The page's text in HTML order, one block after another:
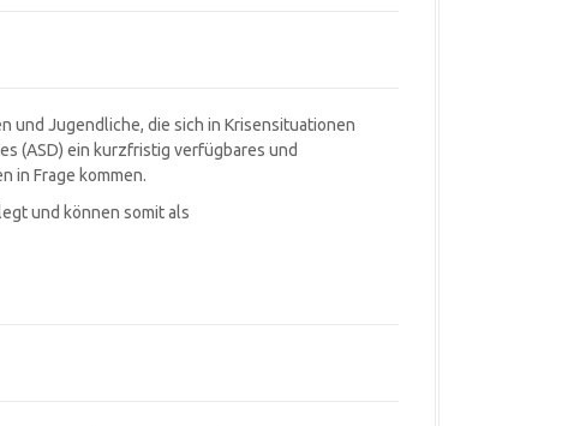
und Jugendliche, die sich in Krisensituationen
(ASD) ein kurzfristig verfügbares und
in Frage kommen.
und können somit als